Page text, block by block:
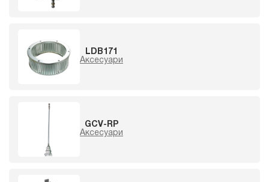
LDB171
Аксесуари
GCV-RP
Аксесуари